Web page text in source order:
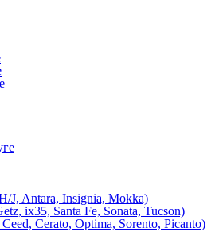
J, Antara, Insignia, Mokka)
ix35, Santa Fe, Sonata, Tucson)
Cerato, Optima, Sorento, Picanto)